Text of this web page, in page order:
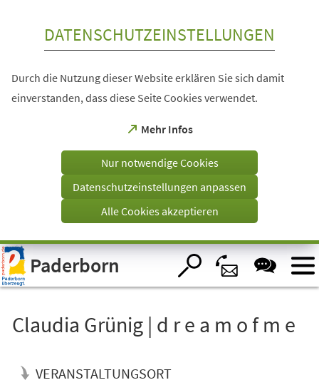
Visuelle
Assistenzsoftware
öffnen.
DATENSCHUTZEINSTELLUNGEN
Durch die Nutzung dieser Website erklären Sie sich damit
einverstanden, dass diese Seite Cookies verwendet.
Mehr Infos
(Öffnet
einem
Tab)
Nur notwendige Cookies
Datenschutzeinstellungen anpassen
Alle Cookies akzeptieren
Paderborn
Claudia Grünig | d r e a m o f m e
VERANSTALTUNGSORT